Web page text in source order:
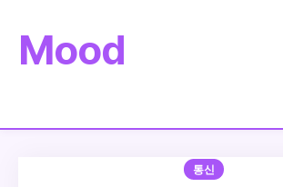
Mood
통신